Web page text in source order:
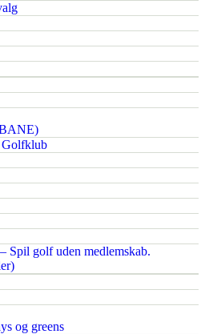
Golfklub
golf uden medlemskab.
og greens